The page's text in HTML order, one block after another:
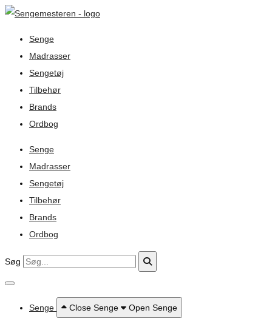
Senge
Madrasser
Sengetøj
Tilbehør
Brands
Ordbog
Senge
Madrasser
Sengetøj
Tilbehør
Brands
Ordbog
Søg
Senge Close Senge Open Senge